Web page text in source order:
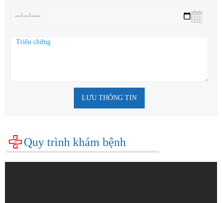
LƯU THÔNG TIN
Quy trình khám bệnh